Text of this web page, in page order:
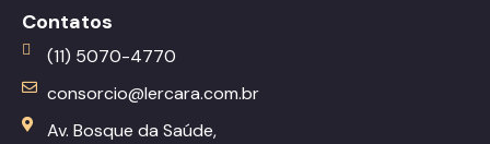
Contatos
(11) 5070-4770
consorcio@lercara.com.br
Av. Bosque da Saúde,